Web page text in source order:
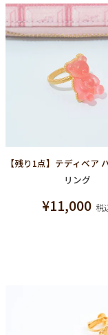
リング
¥11,000 税